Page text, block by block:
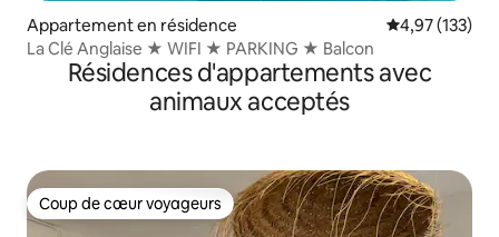
Appartement en résidence Évaluation
4,97 (133)
La Clé Anglaise ★ WIFI ★ PARKING ★ Balcon
Résidences d'appartements avec
animaux acceptés
Coup de cœur voyageurs
Coup de cœur voyageurs